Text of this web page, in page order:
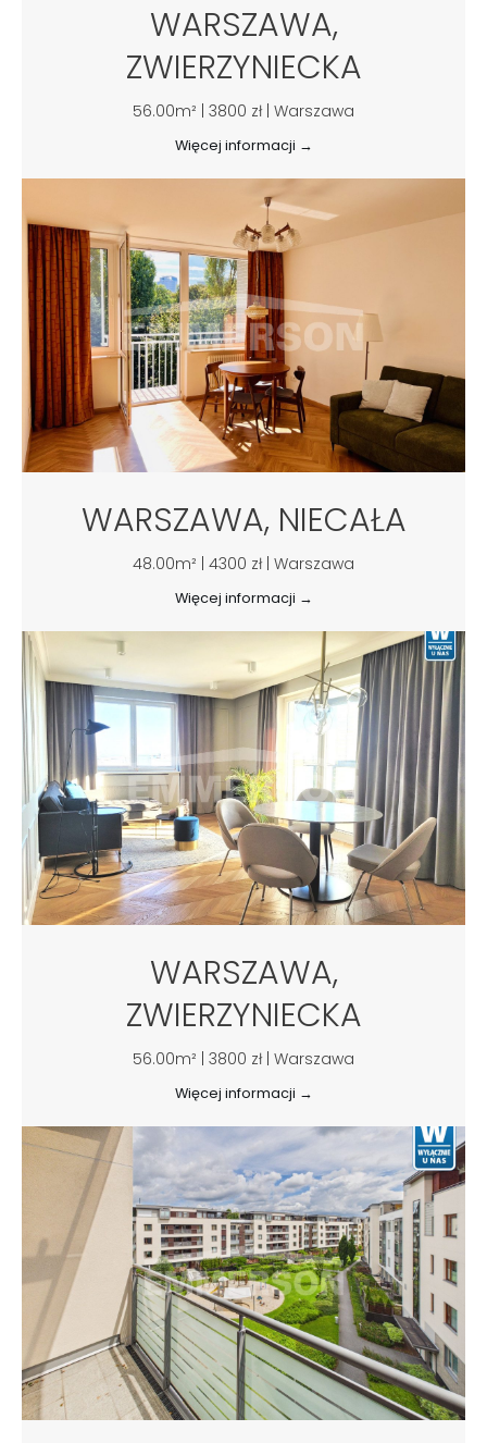
WARSZAWA,
ZWIERZYNIECKA
56.00m² | 3800 zł | Warszawa
Więcej informacji →
WARSZAWA, NIECAŁA
48.00m² | 4300 zł | Warszawa
Więcej informacji →
WARSZAWA,
ZWIERZYNIECKA
56.00m² | 3800 zł | Warszawa
Więcej informacji →